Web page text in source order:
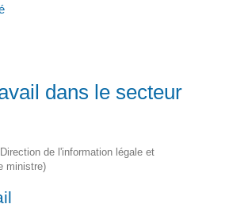
dans le secteur
de l'information légale et
ministre)